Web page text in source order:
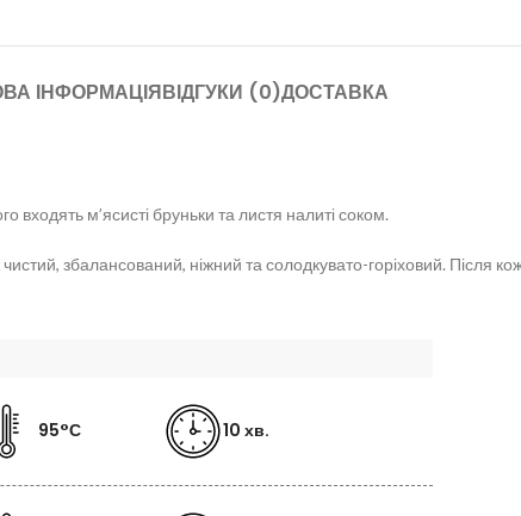
ІНФОРМАЦІЯВІДГУКИ (0)ДОСТАВКА
м’ясисті бруньки та листя налиті соком.
збалансований, ніжний та солодкувато-горіховий. Після
95°С 10 хв.